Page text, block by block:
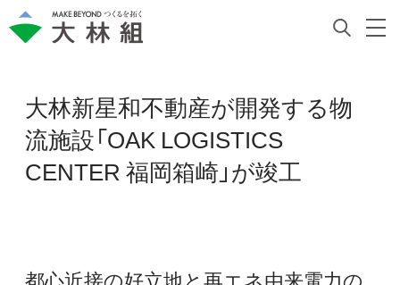
大林新星和不動産が開発する物
流施設「OAK LOGISTICS
CENTER 福岡箱崎」が竣工